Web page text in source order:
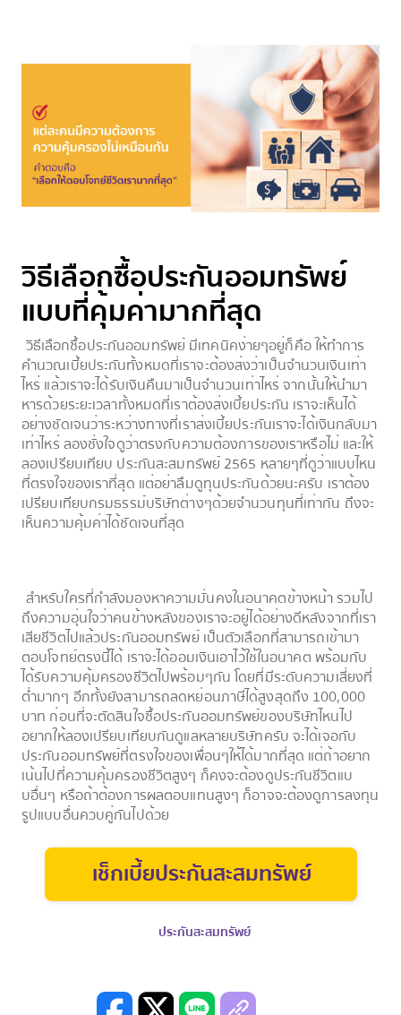
วิธีเลือกซื้อประกันออมทรัพย์
แบบที่คุ้มค่ามากที่สุด
วิธีเลือกซื้อประกันออมทรัพย์ มีเทคนิคง่ายๆอยู่ก็คือ ให้ทำการ
คำนวณเบี้ยประกันทั้งหมดที่เราจะต้องส่งว่าเป็นจำนวนเงินเท่า
ไหร่ แล้วเราจะได้รับเงินคืนมาเป็นจำนวนเท่าไหร่ จากนั้นให้นำมา
หารด้วยระยะเวลาทั้งหมดที่เราต้องส่งเบี้ยประกัน เราจะเห็นได้
อย่างชัดเจนว่าระหว่างทางที่เราส่งเบี้ยประกันเราจะได้เงินกลับมา
เท่าไหร่ ลองชั่งใจดูว่าตรงกับความต้องการของเราหรือไม่ และให้
ลองเปรียบเทียบ ประกันสะสมทรัพย์ 2565 หลายๆที่ดูว่าแบบไหน
ที่ตรงใจของเราที่สุด แต่อย่าลืมดูทุนประกันด้วยนะครับ เราต้อง
เปรียบเทียบกรมธรรม์บริษัทต่างๆด้วยจำนวนทุนที่เท่ากัน ถึงจะ
เห็นความคุ้มค่าได้ชัดเจนที่สุด
สำหรับใครที่กำลังมองหาความมั่นคงในอนาคตข้างหน้า รวมไป
ถึงความอุ่นใจว่าคนข้างหลังของเราจะอยู่ได้อย่างดีหลังจากที่เรา
เสียชีวิตไปแล้วประกันออมทรัพย์ เป็นตัวเลือกที่สามารถเข้ามา
ตอบโจทย์ตรงนี้ได้ เราจะได้ออมเงินเอาไว้ใช้ในอนาคต พร้อมกับ
ได้รับความคุ้มครองชีวิตไปพร้อมๆกัน โดยที่มีระดับความเสี่ยงที่
ต่ำมากๆ อีกทั้งยังสามารถลดหย่อนภาษีได้สูงสุดถึง 100,000
บาท ก่อนที่จะตัดสินใจซื้อประกันออมทรัพย์ของบริษัทไหนไป
อยากให้ลองเปรียบเทียบกันดูแลหลายบริษัทครับ จะได้เจอกับ
ประกันออมทรัพย์ที่ตรงใจของเพื่อนๆให้ได้มากที่สุด แต่ถ้าอยาก
เน้นไปที่ความคุ้มครองชีวิตสูงๆ ก็คงจะต้องดูประกันชีวิตแบ
บอื่นๆ หรือถ้าต้องการผลตอบแทนสูงๆ ก็อาจจะต้องดูการลงทุน
รูปแบบอื่นควบคู่กันไปด้วย
เช็กเบี้ยประกันสะสมทรัพย์
ประกันสะสมทรัพย์